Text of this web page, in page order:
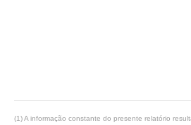
(1) A informação constante do presente relatório